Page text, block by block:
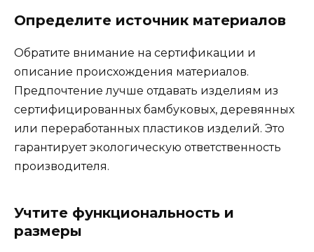
Определите источник материалов
Обратите внимание на сертификации и
описание происхождения материалов.
Предпочтение лучше отдавать изделиям из
сертифицированных бамбуковых, деревянных
или переработанных пластиков изделий. Это
гарантирует экологическую ответственность
производителя.
Учтите функциональность и
размеры